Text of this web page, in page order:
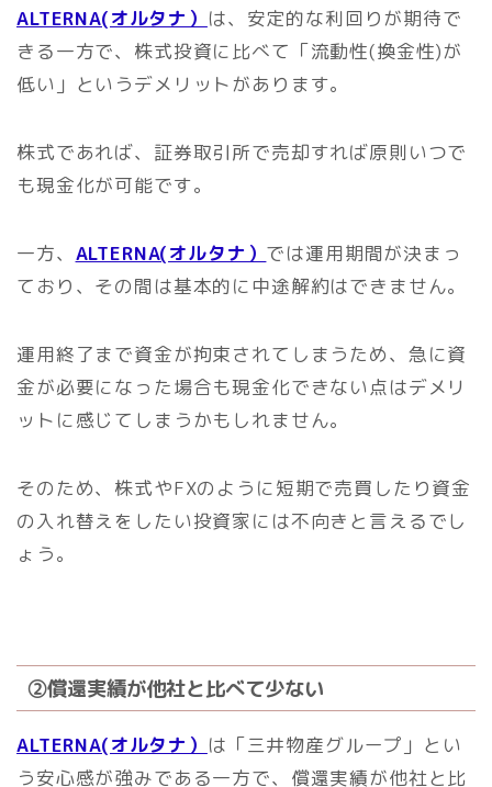
ALTERNA(オルタナ） は、安定的な利回りが期待で
きる一方で、株式投資に比べて「流動性(換金性)が
低い」というデメリットがあります。
株式であれば、証券取引所で売却すれば原則いつで
も現金化が可能です。
一方、 ALTERNA(オルタナ） では運用期間が決まっ
ており、その間は基本的に中途解約はできません。
運用終了まで資金が拘束されてしまうため、急に資
金が必要になった場合も現金化できない点はデメリ
ットに感じてしまうかもしれません。
そのため、株式やFXのように短期で売買したり資金
の入れ替えをしたい投資家には不向きと言えるでし
ょう。
②償還実績が他社と比べて少ない
ALTERNA(オルタナ） は「三井物産グループ」とい
う安心感が強みである一方で、償還実績が他社と比